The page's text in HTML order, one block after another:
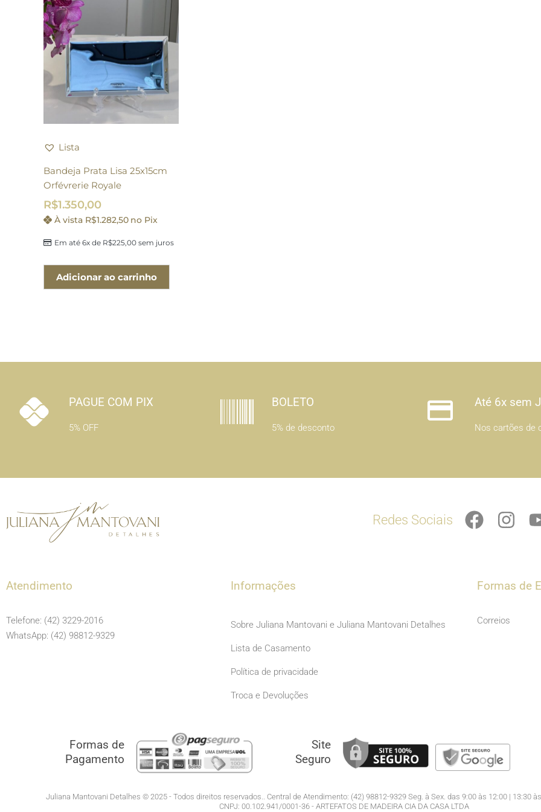
Lista
Bandeja Prata Lisa 25x15cm
Orfévrerie Royale
R$1.350,00
Em até 6x de R$225,00sem juros
À vista R$1.282,50 no Pix
Adicionar ao carrinho
PAGUE COM PIX
5% OFF
BOLETO
5% de desconto
Até 6x sem
Nos cartões de
Redes Sociais
F
a
b
o
I
n
a
r
Atendimento
Telefone: (42) 3229-2016
WhatsApp: (42) 98812-9329
Informações
Sobre Juliana Mantovani e Juliana Mantovani Detalhes
Lista de Casamento
Política de privacidade
Troca e Devoluções
Formas de
Correios
Formas de
Pagamento
Site
Seguro
Juliana Mantovani Detalhes © 2025 - Todos direitos reservados.. Central de Atendimento: (42) 98812-9329 Seg. à Sex. das 9:00 às 12:00 | 13:30
CNPJ: 00.102.941/0001-36 - ARTEFATOS DE MADEIRA CIA DA CASA LTDA